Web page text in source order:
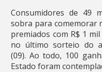
Consumidores de 49
sobra para comemorar
premiados com R$ 1
no último sorteio do
(09). Ao todo, 100
Estado foram